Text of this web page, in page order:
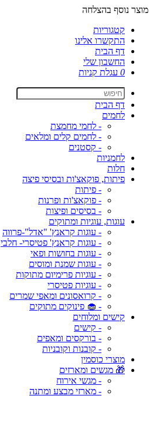
מוצר נוסף בהצלחה
קטגוריות
התקשרו אלינו
דף הבית
החשבון שלי
0 עגלת קניות
דף הבית
לחמים
- לחמי מחמצת
- לחמים קלים ומלאים
- קסטנים
לחמניות
חלות
פיתות, פוקאצ'ות ובסיסי פיצה
- פיתות
- פוקאצ'ות ופרנות
- בסיסים ופיצות
עוגות, עוגיות ומתוקים
- עוגות קראנץ' "אדל"-פרווה
- עוגות קראנץ' פטיסרי- חלבי
- עוגות בחושות ופאי
- עוגות שמנת ומוסים
- עוגיות פרימיום מתוקות
- עוגיות פטיסרי
- קרואסונים ומאפי שמרים
- 🧁 פינוקים מתוקים
קישים ומלוחים
- קישים
- בורקסים ומאפים
- קובנות וקובניות
מוצרי כוסמין
🎁 מגשים ומארזים
- מגשי אירוח
- מארזי מבצע ומתנה